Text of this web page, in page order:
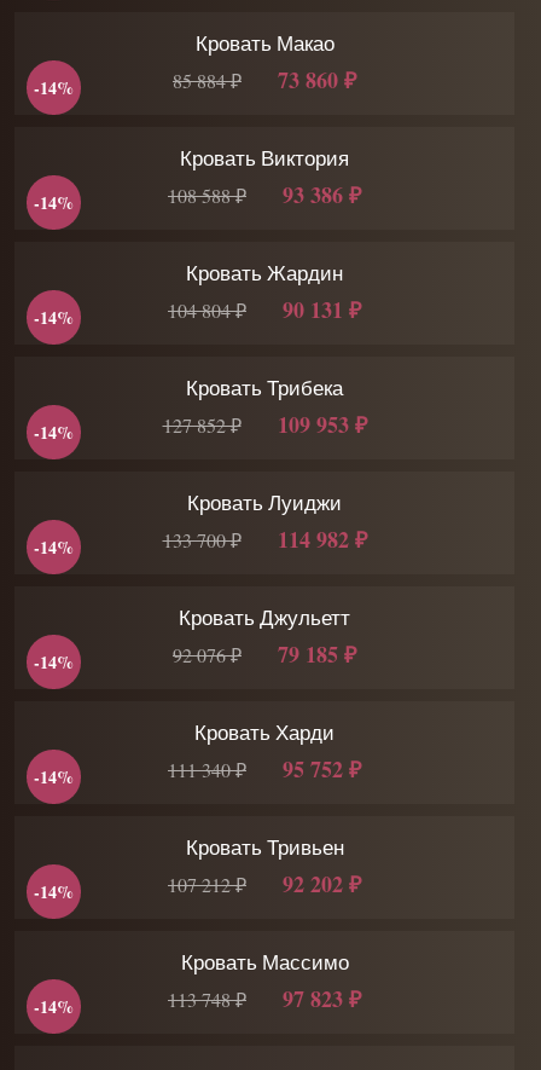
Кровать Макао
85 884 ₽ 73 860 ₽
-14%
Кровать Виктория
108 588 ₽ 93 386 ₽
-14%
Кровать Жардин
104 804 ₽ 90 131 ₽
-14%
Кровать Трибека
127 852 ₽ 109 953 ₽
-14%
Кровать Луиджи
133 700 ₽ 114 982 ₽
-14%
Кровать Джульетт
92 076 ₽ 79 185 ₽
-14%
Кровать Харди
111 340 ₽ 95 752 ₽
-14%
Кровать Тривьен
107 212 ₽ 92 202 ₽
-14%
Кровать Массимо
113 748 ₽ 97 823 ₽
-14%